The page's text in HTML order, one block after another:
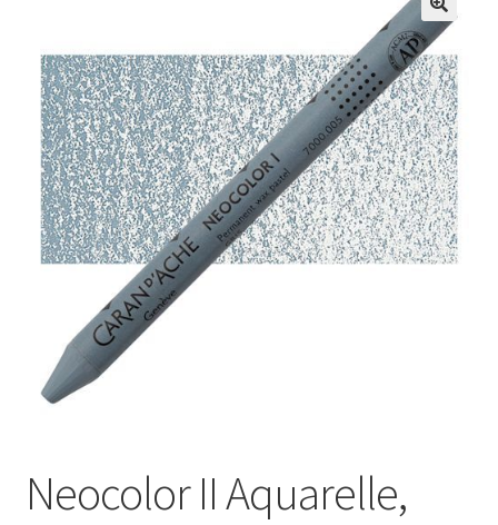
Återförsäljare
Butiken
Köpvillkor
Angel Policy
Neocolor II Aquarelle,